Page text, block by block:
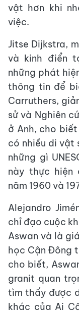
vật hơn khi
việc.
Jitse Dijkstra,
và kinh điển
những phát
thông tin để
Carruthers,
sử và Nghiên
ở Anh, cho
có nhiều di vật
những gì
này thực hiện
năm 1960 và
Alejandro
chỉ đạo cuộc
Aswan và là
học Cận Đông
cho biết,
granit quan
tìm thấy được
khác của Ai